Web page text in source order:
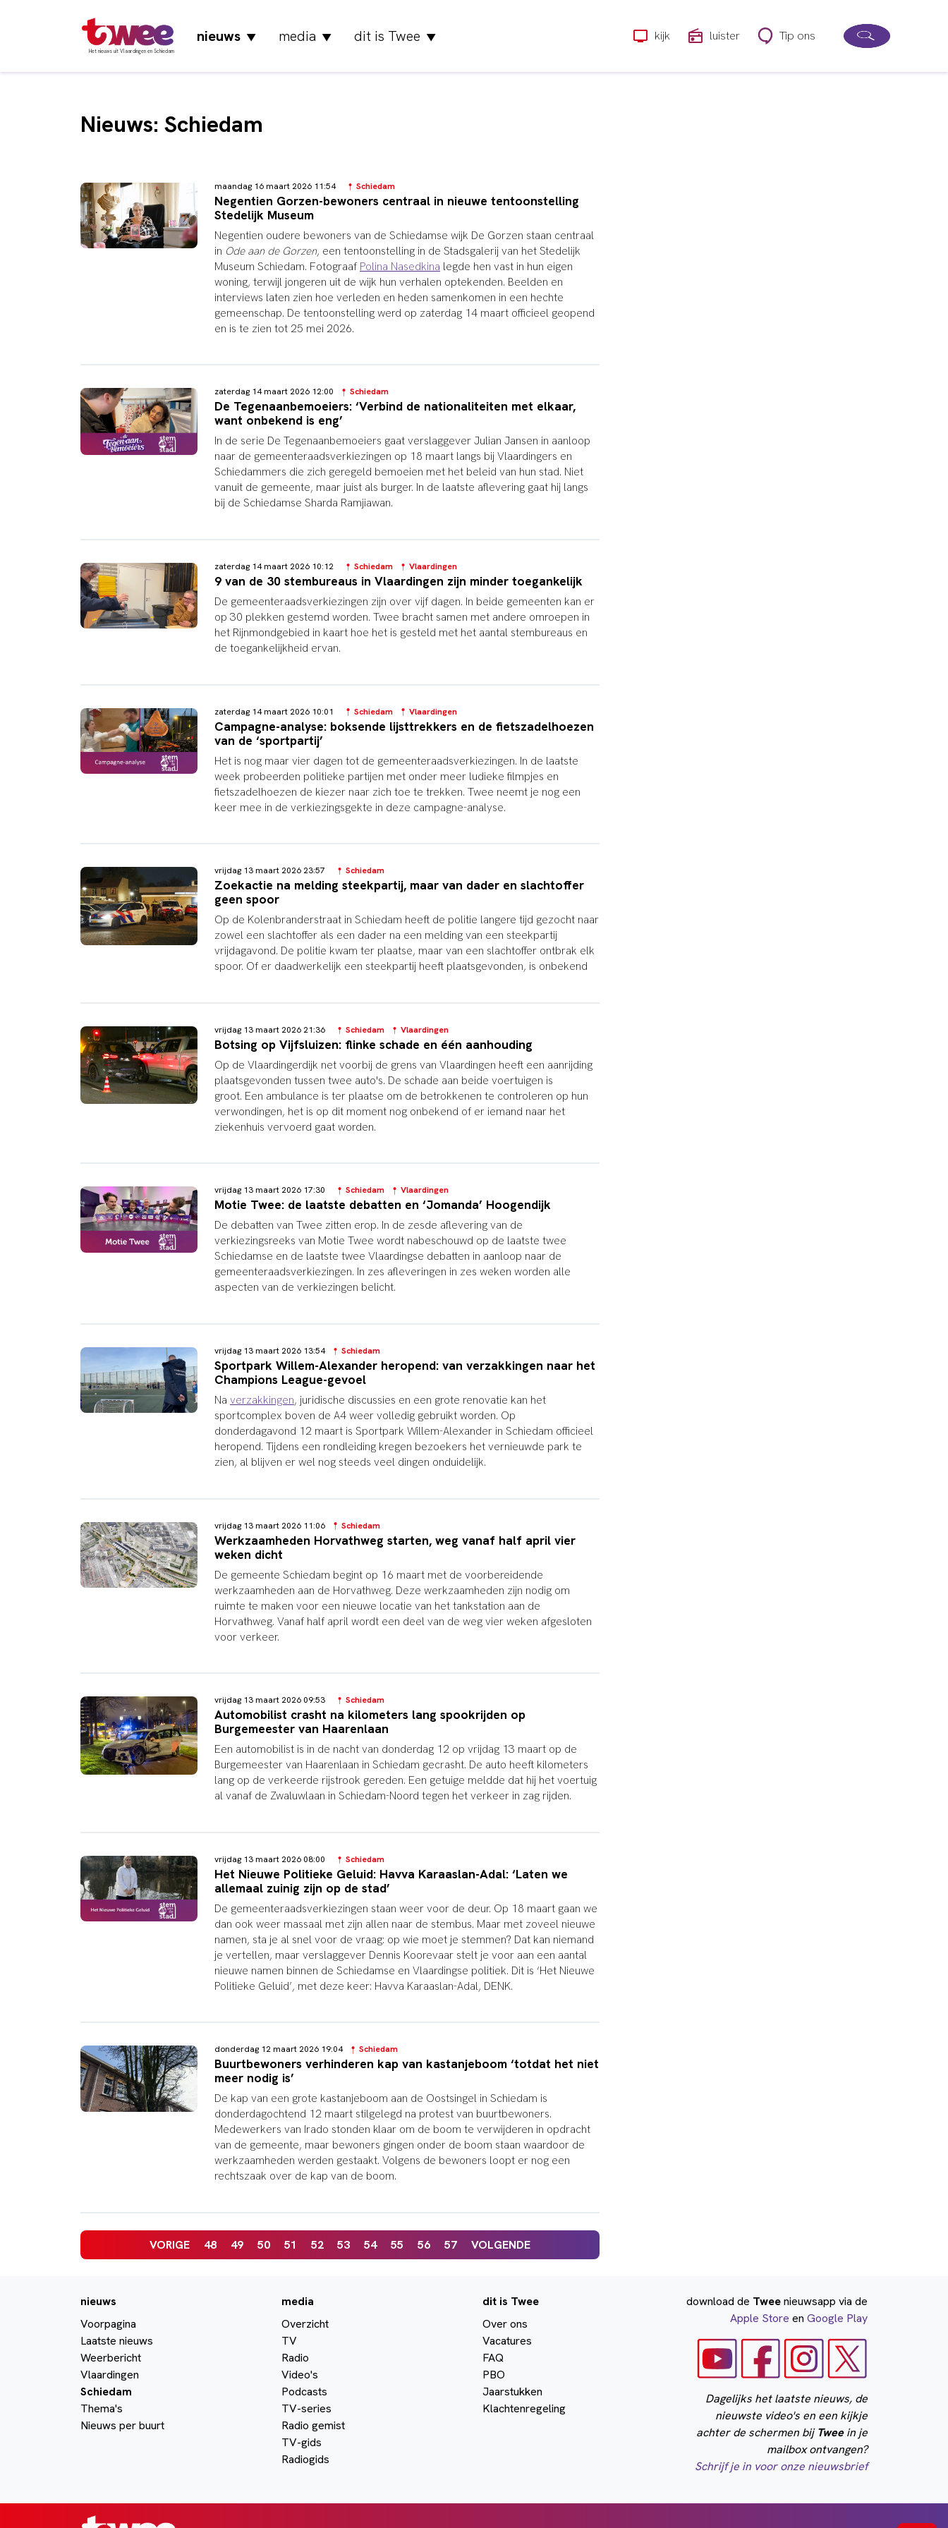
Het nieuws uit Vlaardingen en Schiedam
nieuws▼ media ▼ dit is Twee ▼ kijk luister Tip ons
Nieuws: Schiedam
maandag 16 maart 2026 11:54 Schiedam
Negentien Gorzen-bewoners centraal in nieuwe tentoonstelling
Stedelijk Museum
Negentien oudere bewoners van de Schiedamse wijk De Gorzen staan centraal
in Ode aan de Gorzen, een tentoonstelling in de Stadsgalerij van het Stedelijk
Museum Schiedam. Fotograaf Polina Nasedkina legde hen vast in hun eigen
woning, terwijl jongeren uit de wijk hun verhalen optekenden. Beelden en
interviews laten zien hoe verleden en heden samenkomen in een hechte
gemeenschap. De tentoonstelling werd op zaterdag 14 maart officieel geopend
en is te zien tot 25 mei 2026.
zaterdag 14 maart 2026 12:00 Schiedam
De Tegenaanbemoeiers: ‘Verbind de nationaliteiten met elkaar,
want onbekend is eng’
In de serie De Tegenaanbemoeiers gaat verslaggever Julian Jansen in aanloop
naar de gemeenteraadsverkiezingen op 18 maart langs bij Vlaardingers en
Schiedammers die zich geregeld bemoeien met het beleid van hun stad. Niet
vanuit de gemeente, maar juist als burger. In de laatste aflevering gaat hij langs
bij de Schiedamse Sharda Ramjiawan.
zaterdag 14 maart 2026 10:12 Schiedam Vlaardingen
9 van de 30 stembureaus in Vlaardingen zijn minder toegankelijk
De gemeenteraadsverkiezingen zijn over vijf dagen. In beide gemeenten kan er
op 30 plekken gestemd worden. Twee bracht samen met andere omroepen in
het Rijnmondgebied in kaart hoe het is gesteld met het aantal stembureaus en
de toegankelijkheid ervan.
zaterdag 14 maart 2026 10:01 Schiedam Vlaardingen
Campagne-analyse: boksende lijsttrekkers en de fietszadelhoezen
van de ‘sportpartij’
Het is nog maar vier dagen tot de gemeenteraadsverkiezingen. In de laatste
week probeerden politieke partijen met onder meer ludieke filmpjes en
fietszadelhoezen de kiezer naar zich toe te trekken. Twee neemt je nog een
keer mee in de verkiezingsgekte in deze campagne-analyse.
vrijdag 13 maart 2026 23:57 Schiedam
Zoekactie na melding steekpartij, maar van dader en slachtoffer
geen spoor
Op de Kolenbranderstraat in Schiedam heeft de politie langere tijd gezocht naar
zowel een slachtoffer als een dader na een melding van een steekpartij
vrijdagavond. De politie kwam ter plaatse, maar van een slachtoffer ontbrak elk
spoor. Of er daadwerkelijk een steekpartij heeft plaatsgevonden, is onbekend
vrijdag 13 maart 2026 21:36 Schiedam Vlaardingen
Botsing op Vijfsluizen: flinke schade en één aanhouding
Op de Vlaardingerdijk net voorbij de grens van Vlaardingen heeft een aanrijding
plaatsgevonden tussen twee auto's. De schade aan beide voertuigen is
groot. Een ambulance is ter plaatse om de betrokkenen te controleren op hun
verwondingen, het is op dit moment nog onbekend of er iemand naar het
ziekenhuis vervoerd gaat worden.
vrijdag 13 maart 2026 17:30 Schiedam Vlaardingen
Motie Twee: de laatste debatten en ‘Jomanda’ Hoogendijk
De debatten van Twee zitten erop. In de zesde aflevering van de
verkiezingsreeks van Motie Twee wordt nabeschouwd op de laatste twee
Schiedamse en de laatste twee Vlaardingse debatten in aanloop naar de
gemeenteraadsverkiezingen. In zes afleveringen in zes weken worden alle
aspecten van de verkiezingen belicht.
vrijdag 13 maart 2026 13:54 Schiedam
Sportpark Willem-Alexander heropend: van verzakkingen naar het
Champions League-gevoel
Na verzakkingen, juridische discussies en een grote renovatie kan het
sportcomplex boven de A4 weer volledig gebruikt worden. Op
donderdagavond 12 maart is Sportpark Willem-Alexander in Schiedam officieel
heropend. Tijdens een rondleiding kregen bezoekers het vernieuwde park te
zien, al blijven er wel nog steeds veel dingen onduidelijk.
vrijdag 13 maart 2026 11:06 Schiedam
Werkzaamheden Horvathweg starten, weg vanaf half april vier
weken dicht
De gemeente Schiedam begint op 16 maart met de voorbereidende
werkzaamheden aan de Horvathweg. Deze werkzaamheden zijn nodig om
ruimte te maken voor een nieuwe locatie van het tankstation aan de
Horvathweg. Vanaf half april wordt een deel van de weg vier weken afgesloten
voor verkeer.
vrijdag 13 maart 2026 09:53 Schiedam
Automobilist crasht na kilometers lang spookrijden op
Burgemeester van Haarenlaan
Een automobilist is in de nacht van donderdag 12 op vrijdag 13 maart op de
Burgemeester van Haarenlaan in Schiedam gecrasht. De auto heeft kilometers
lang op de verkeerde rijstrook gereden. Een getuige meldde dat hij het voertuig
al vanaf de Zwaluwlaan in Schiedam-Noord tegen het verkeer in zag rijden.
vrijdag 13 maart 2026 08:00 Schiedam
Het Nieuwe Politieke Geluid: Havva Karaaslan-Adal: ‘Laten we
allemaal zuinig zijn op de stad’
De gemeenteraadsverkiezingen staan weer voor de deur. Op 18 maart gaan we
dan ook weer massaal met zijn allen naar de stembus. Maar met zoveel nieuwe
namen, sta je al snel voor de vraag: op wie moet je stemmen? Dat kan niemand
je vertellen, maar verslaggever Dennis Koorevaar stelt je voor aan een aantal
nieuwe namen binnen de Schiedamse en Vlaardingse politiek. Dit is ‘Het Nieuwe
Politieke Geluid’, met deze keer: Havva Karaaslan-Adal, DENK.
donderdag 12 maart 2026 19:04 Schiedam
Buurtbewoners verhinderen kap van kastanjeboom ‘totdat het niet
meer nodig is’
De kap van een grote kastanjeboom aan de Oostsingel in Schiedam is
donderdagochtend 12 maart stilgelegd na protest van buurtbewoners.
Medewerkers van Irado stonden klaar om de boom te verwijderen in opdracht
van de gemeente, maar bewoners gingen onder de boom staan waardoor de
werkzaamheden werden gestaakt. Volgens de bewoners loopt er nog een
rechtszaak over de kap van de boom.
VORIGE 48 49 50 51 52 53 54 55 56 57 VOLGENDE
nieuws
Voorpagina
Laatste nieuws
Weerbericht
Vlaardingen
Schiedam
Thema's
Nieuws per buurt
media
Overzicht
TV
Radio
Video's
Podcasts
TV-series
Radio gemist
TV-gids
Radiogids
dit is Twee
Over ons
Vacatures
FAQ
PBO
Jaarstukken
Klachtenregeling
download de Tweenieuwsapp via de
Apple Store en Google Play
Dagelijks het laatste nieuws, de
nieuwste video's en een kijkje
achter de schermen bijTweein je
mailbox ontvangen?
Schrijf je in voor onze nieuwsbrief